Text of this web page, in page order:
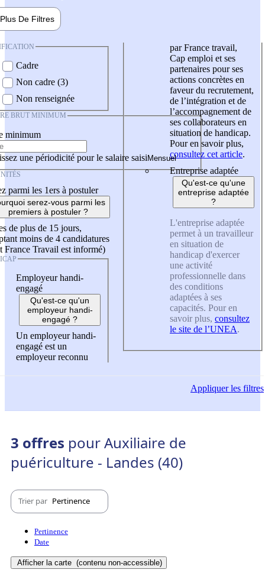
Plus De Filtres
Cadre
Non cadre (3)
Non renseignée
BRUT MINIMUM
minimum
une périodicité pour le salaire saisi
parmi les 1ers à postuler
serez-vous parmi les
premiers à postuler ?
de plus de 15 jours,
moins de 4 candidatures
France Travail est informé)
Employeur handi-
engagé
Qu'est-ce qu'un
employeur handi-
engagé ?
Un employeur handi-
engagé est un
employeur reconnu
par France travail,
Cap emploi et ses
partenaires pour ses
actions concrètes en
faveur du recrutement,
de l’intégration et de
l’accompagnement de
ses collaborateurs en
situation de handicap.
Pour en savoir plus,
consultez cet article.
Entreprise adaptée
Qu'est-ce qu'une
entreprise adaptée
?
L'entreprise adaptée
permet à un travailleur
en situation de
handicap d'exercer
une activité
professionnelle dans
des conditions
adaptées à ses
capacités. Pour en
savoir plus, consultez
le site de l’UNEA.
Appliquerles filtres
3 offres pour Auxiliaire de
puériculture - Landes (40)
Trier par Pertinence
Pertinence
Date
Afficher la carte (contenu non-accessible)